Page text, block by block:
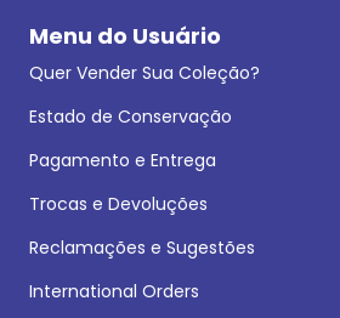
Menu do Usuário
Quer Vender Sua Coleção?
Estado de Conservação
Pagamento e Entrega
Trocas e Devoluções
Reclamações e Sugestões
International Orders